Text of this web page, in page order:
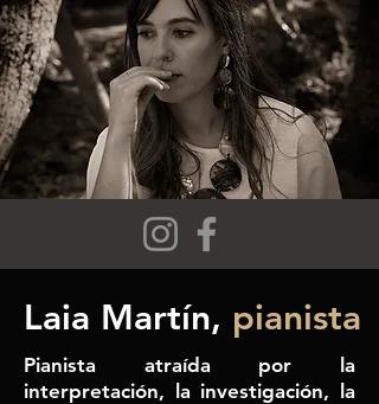
Laia Martín, pianista
Pianista atraída por la
interpretación, la investigación, la